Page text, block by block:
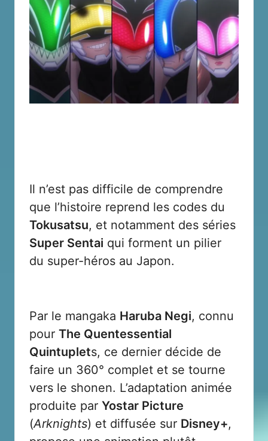
Il n’est pas difficile de comprendre
que l’histoire reprend les codes du
Tokusatsu, et notamment des séries
Super Sentai qui forment un pilier
du super-héros au Japon.
Par le mangaka Haruba Negi, connu
pour The Quentessential
Quintuplets, ce dernier décide de
faire un 360° complet et se tourne
vers le shonen. L’adaptation animée
produite par Yostar Picture
(Arknights) et diffusée sur Disney+,